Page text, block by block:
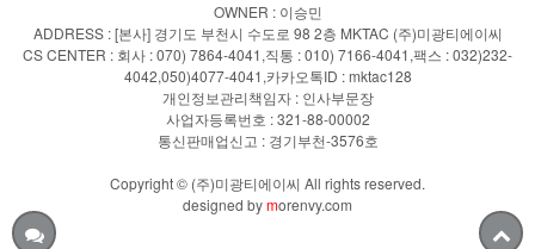
OWNER : 이승민
ADDRESS : [본사] 경기도 부천시 수도로 98 2층 MKTAC (주)미광티에이씨
CS CENTER : 회사 : 070) 7864-4041,직통 : 010) 7166-4041,팩스 : 032)232-
4042,050)4077-4041,카카오톡ID : mktac128
개인정보관리책임자 : 인사부문장
사업자등록번호 : 321-88-00002
통신판매업신고 : 경기부천-3576호
Copyright © (주)미광티에이씨 All rights reserved.
designed bymorenvy.com